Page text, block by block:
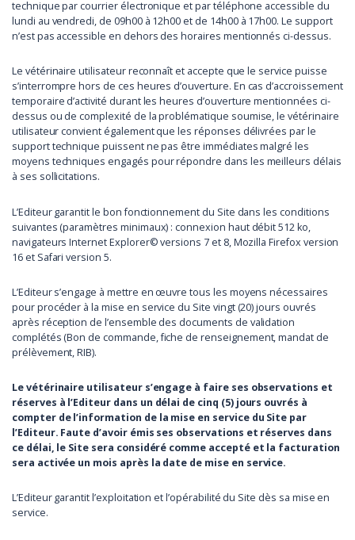
technique par courrier électronique et par téléphone accessible du
lundi au vendredi, de 09h00 à 12h00 et de 14h00 à 17h00. Le support
n’est pas accessible en dehors des horaires mentionnés ci-dessus.
Le vétérinaire utilisateur reconnaît et accepte que le service puisse
s’interrompre hors de ces heures d’ouverture. En cas d’accroissement
temporaire d’activité durant les heures d’ouverture mentionnées ci-
dessus ou de complexité de la problématique soumise, le vétérinaire
utilisateur convient également que les réponses délivrées par le
support technique puissent ne pas être immédiates malgré les
moyens techniques engagés pour répondre dans les meilleurs délais
à ses sollicitations.
L’Editeur garantit le bon fonctionnement du Site dans les conditions
suivantes (paramètres minimaux) : connexion haut débit 512 ko,
navigateurs Internet Explorer© versions 7 et 8, Mozilla Firefox version
16 et Safari version 5.
L’Editeur s’engage à mettre en œuvre tous les moyens nécessaires
pour procéder à la mise en service du Site vingt (20) jours ouvrés
après réception de l’ensemble des documents de validation
complétés (Bon de commande, fiche de renseignement, mandat de
prélèvement, RIB).
Le vétérinaire utilisateur s’engage à faire ses observations et
réserves à l’Editeur dans un délai de cinq (5) jours ouvrés à
compter de l’information de la mise en service du Site par
l’Editeur. Faute d’avoir émis ses observations et réserves dans
ce délai, le Site sera considéré comme accepté et la facturation
sera activée un mois après la date de mise en service.
L’Editeur garantit l’exploitation et l’opérabilité du Site dès sa mise en
service.